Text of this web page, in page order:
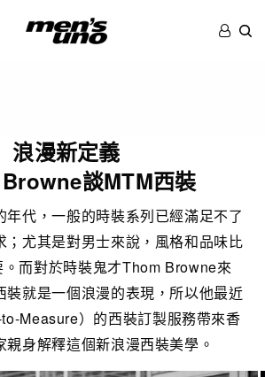
浪漫新定義
談MTM西裝
年代，一般的時裝系列已經滿足不了
；尤其是對男士來說，風格和品味比
而對於時裝鬼才Thom Browne來
裝就是一個浪漫的表現，所以他最近
Measure）的西裝訂製服務帶來香
親身解釋這個新浪漫西裝美學。